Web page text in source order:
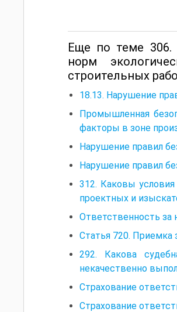
Еще по теме 306.
норм
строительных
18.13. Нарушение
Промышленная
факторы в зоне
Нарушение правил
Нарушение правил
312. Каковы
проектных и
Ответственность за
Статья 720. Приемка
292. Какова
некачественно
Страхование
Страхование